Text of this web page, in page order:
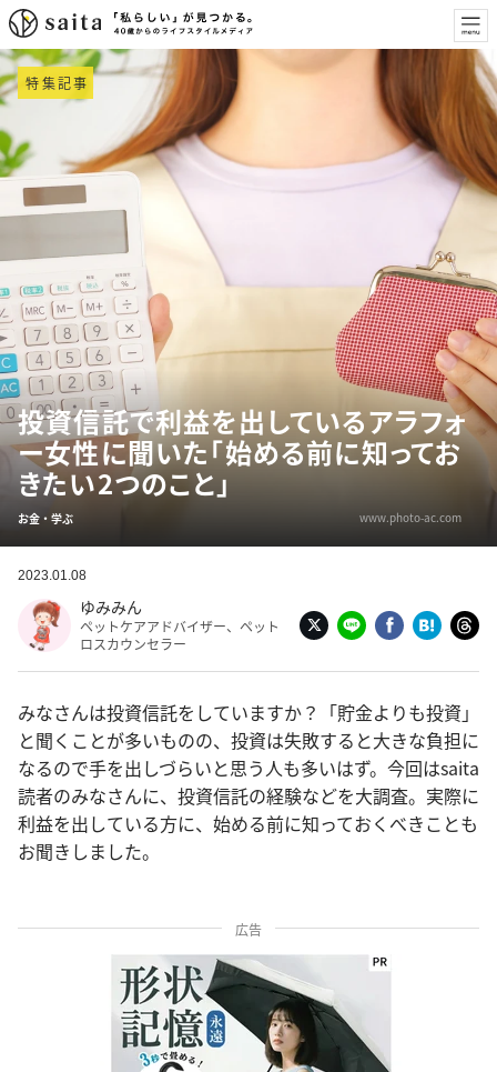
特集記事
投資信託で利益を出しているアラフォ
ー女性に聞いた「始める前に知ってお
きたい2つのこと」
お金・学ぶ www.photo-ac.com
2023.01.08
ゆみみん
ペットケアアドバイザー、ペット
ロスカウンセラー
みなさんは投資信託をしていますか？「貯金よりも投資」
と聞くことが多いものの、投資は失敗すると大きな負担に
なるので手を出しづらいと思う人も多いはず。今回はsaita
読者のみなさんに、投資信託の経験などを大調査。実際に
利益を出している方に、始める前に知っておくべきことも
お聞きしました。
広告